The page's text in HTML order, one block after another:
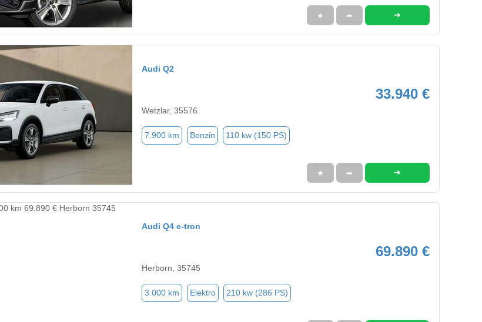
★ ➦ ➜
Audi Q2
33.940 €
Wetzlar, 35576
7.900 km Benzin 110 kw (150 PS)
★ ➦ ➜
Audi Q4 e-tron
69.890 €
Herborn, 35745
3.000 km Elektro 210 kw (286 PS)